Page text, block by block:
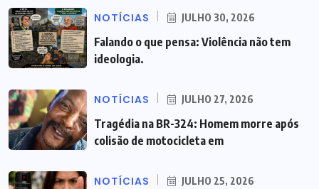
NOTÍCIAS JULHO 30, 2026
Falando o que pensa: Violência não tem
ideologia.
NOTÍCIAS JULHO 27, 2026
Tragédia na BR-324: Homem morre após
colisão de motocicleta em
NOTÍCIAS JULHO 25, 2026